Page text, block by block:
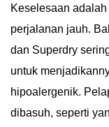
Keselesaan
perjalanan jauh.
dan Superdry
untuk
hipoalergenik.
dibasuh, seperti